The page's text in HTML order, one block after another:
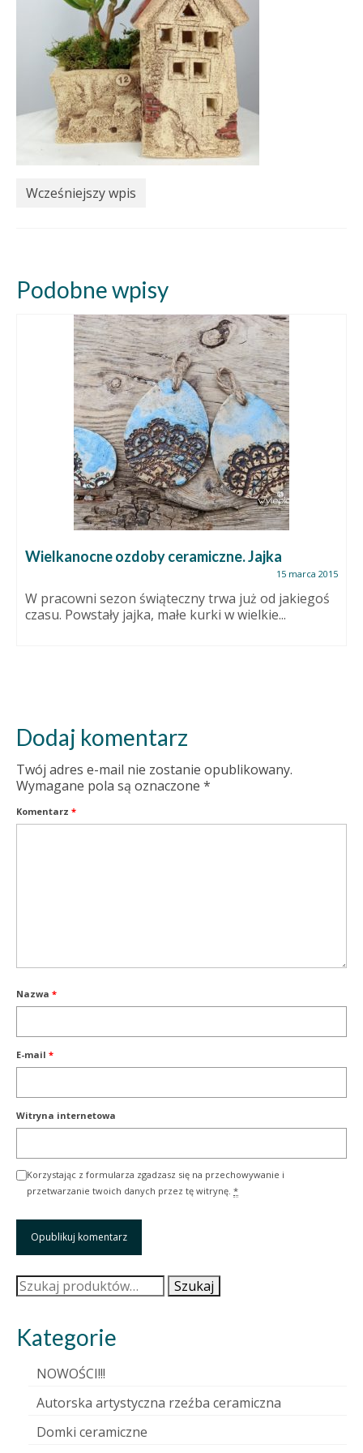
Wcześniejszy wpis
Podobne wpisy
Wielkanocne ozdoby ceramiczne. Jajka
15 marca 2015
W pracowni sezon świąteczny trwa już od jakiegoś
czasu. Powstały jajka, małe kurki w wielkie...
Dodaj komentarz
Twój adres e-mail nie zostanie opublikowany.
Wymagane pola są oznaczone *
Komentarz *
Nazwa *
E-mail *
Witryna internetowa
Korzystając z formularza zgadzasz się na przechowywanie i
przetwarzanie twoich danych przez tę witrynę. *
Szukaj: Szukaj
Kategorie
NOWOŚCI!!!
Autorska artystyczna rzeźba ceramiczna
Domki ceramiczne